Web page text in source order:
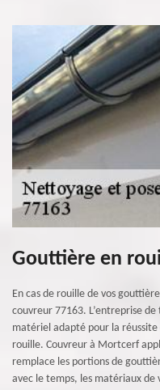
Gouttière en
En cas de rouille de vos
couvreur 77163. L’entreprise
matériel adapté pour la
rouille. Couvreur à Mortcerf
remplace les portions de
avec le temps, les matériaux de